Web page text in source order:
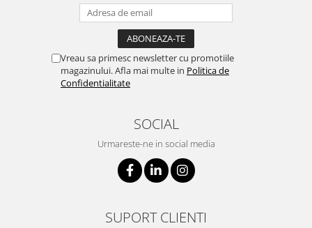
Vreau sa primesc newsletter cu promotiile
magazinului. Afla mai multe in Politica de
Confidentialitate
SOCIAL
Urmareste-ne in social media
SUPORT CLIENTI